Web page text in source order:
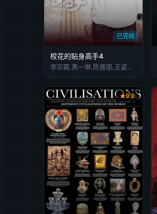
已完结
校花的贴身高手4
李宗霖,黄一琳,陈雅丽,王姿允,黄心娣,熊玉婷,张鑫
9.2